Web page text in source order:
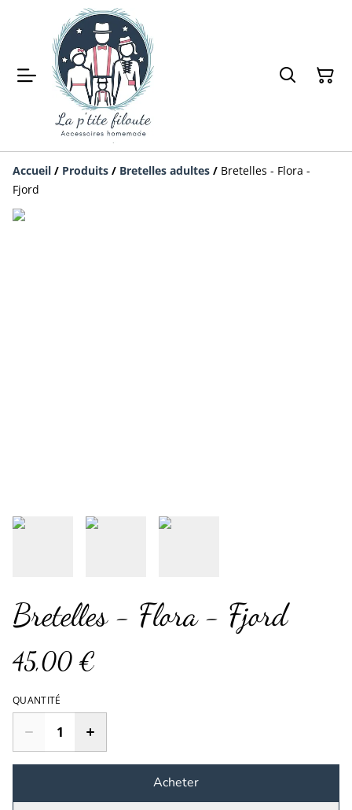
Accueil / Produits / Bretelles adultes / Bretelles - Flora -
Fjord
Bretelles - Flora - Fjord
45,00 €
QUANTITÉ
Acheter